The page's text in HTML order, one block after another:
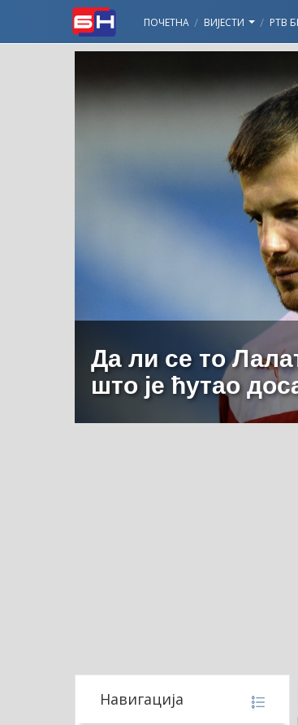
ПОЧЕТНА ВИЈЕСТИ РТВ
Да ли се то
што је ћутао
Навигација